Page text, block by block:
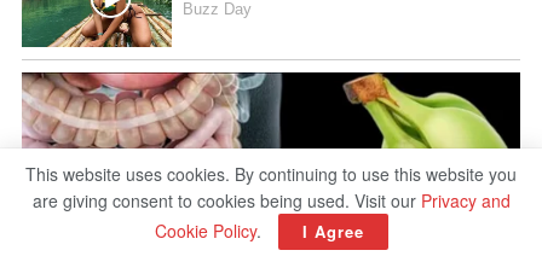
This website uses cookies. By continuing to use this website you
are giving consent to cookies being used. Visit our Privacy and
Cookie Policy. I Agree